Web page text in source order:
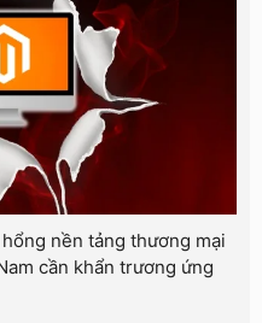
nền tảng thương mại
cần khẩn trương ứng